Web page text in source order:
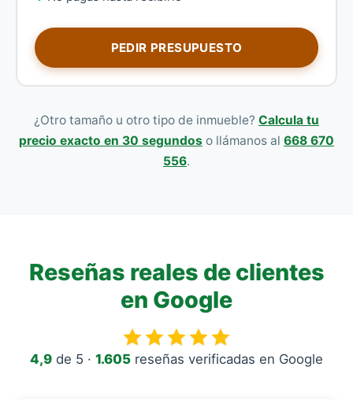
PEDIR PRESUPUESTO
¿Otro tamaño u otro tipo de inmueble? Calcula tu
precio exacto en 30 segundos o llámanos al 668 670
556.
Reseñas reales de clientes
en Google
4,9 de 5 · 1.605 reseñas verificadas en Google